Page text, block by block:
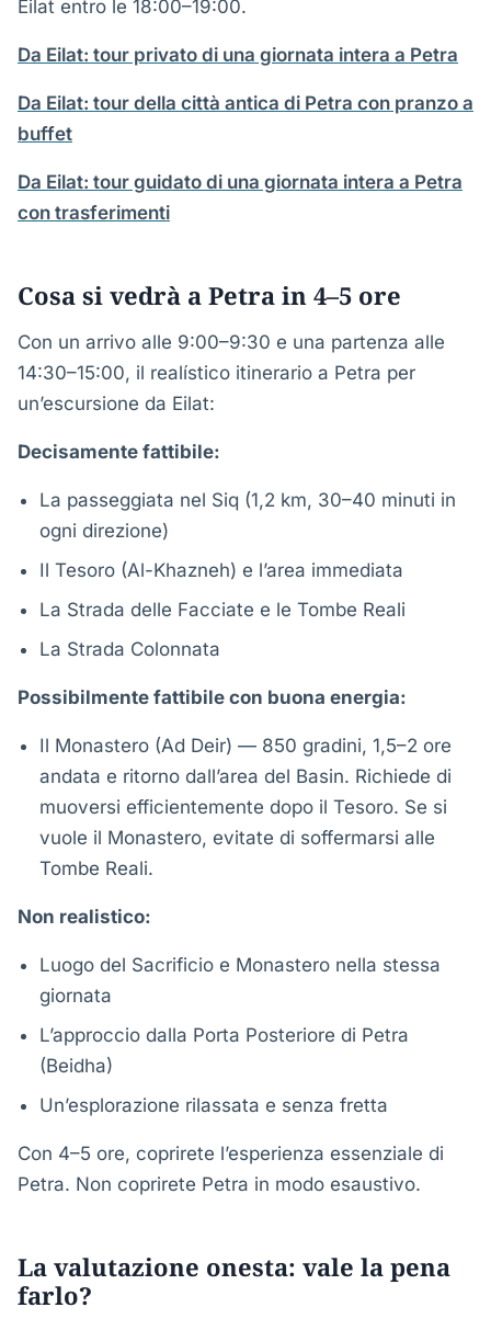
Eilat entro le 18:00–19:00.
Da Eilat: tour privato di una giornata intera a Petra
Da Eilat: tour della città antica di Petra con pranzo a
buffet
Da Eilat: tour guidato di una giornata intera a Petra
con trasferimenti
Cosa si vedrà a Petra in 4–5 ore
Con un arrivo alle 9:00–9:30 e una partenza alle
14:30–15:00, il realístico itinerario a Petra per
un’escursione da Eilat:
Decisamente fattibile:
La passeggiata nel Siq (1,2 km, 30–40 minuti in
ogni direzione)
Il Tesoro (Al-Khazneh) e l’area immediata
La Strada delle Facciate e le Tombe Reali
La Strada Colonnata
Possibilmente fattibile con buona energia:
Il Monastero (Ad Deir) — 850 gradini, 1,5–2 ore
andata e ritorno dall’area del Basin. Richiede di
muoversi efficientemente dopo il Tesoro. Se si
vuole il Monastero, evitate di soffermarsi alle
Tombe Reali.
Non realistico:
Luogo del Sacrificio e Monastero nella stessa
giornata
L’approccio dalla Porta Posteriore di Petra
(Beidha)
Un’esplorazione rilassata e senza fretta
Con 4–5 ore, coprirete l’esperienza essenziale di
Petra. Non coprirete Petra in modo esaustivo.
La valutazione onesta: vale la pena
farlo?